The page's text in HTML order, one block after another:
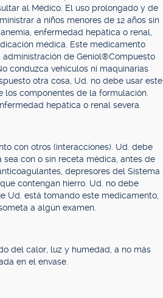
al Médico. El uso prolongado y de
a niños menores de 12 años sin
enfermedad hepática o renal,
médica. Este medicamento
de Geniol®Compuesto
conduzca vehículos ni maquinarias
otra cosa, Ud. no debe usar este
los componentes de la formulación.
hepática o renal severa.
con otros (interacciones). Ud. debe
con o sin receta médica, antes de
depresores del Sistema
contengan hierro. Ud. no debe
Ud. está tomando este medicamento,
a algún examen.
del calor, luz y humedad, a no más
en el envase.